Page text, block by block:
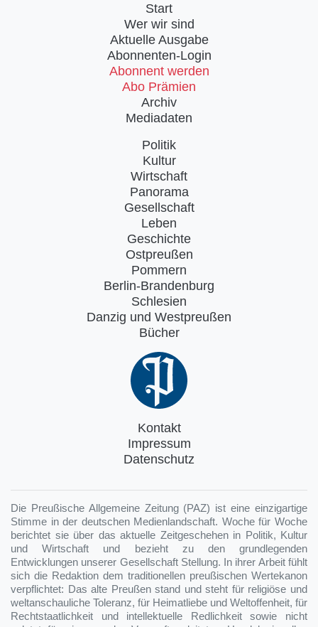
Start
Wer wir sind
Aktuelle Ausgabe
Abonnenten-Login
Abonnent werden
Abo Prämien
Archiv
Mediadaten
Politik
Kultur
Wirtschaft
Panorama
Gesellschaft
Leben
Geschichte
Ostpreußen
Pommern
Berlin-Brandenburg
Schlesien
Danzig und Westpreußen
Bücher
Kontakt
Impressum
Datenschutz
Die Preußische Allgemeine Zeitung (PAZ) ist eine einzigartige
Stimme in der deutschen Medienlandschaft. Woche für Woche
berichtet sie über das aktuelle Zeitgeschehen in Politik, Kultur
und Wirtschaft und bezieht zu den grundlegenden
Entwicklungen unserer Gesellschaft Stellung. In ihrer Arbeit fühlt
sich die Redaktion dem traditionellen preußischen Wertekanon
verpflichtet: Das alte Preußen stand und steht für religiöse und
weltanschauliche Toleranz, für Heimatliebe und Weltoffenheit, für
Rechtstaatlichkeit und intellektuelle Redlichkeit sowie nicht